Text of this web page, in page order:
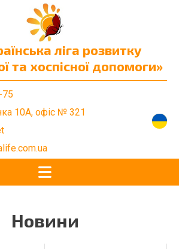
ліга розвитку
та хоспісної допомоги»
10А, офіс № 321
Новини